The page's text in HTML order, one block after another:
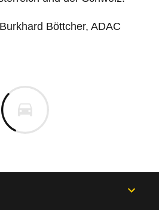
Böttcher, ADAC